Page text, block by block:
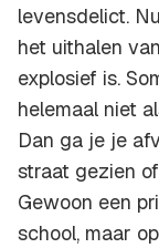
levensdelict.
het uithalen
explosief is.
helemaal niet
Dan ga je je
straat gezien
Gewoon een
school, maar